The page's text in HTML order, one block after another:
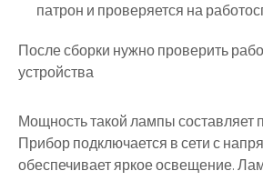
патрон и проверяется на
После сборки нужно проверить
устройства
Мощность такой лампы составляет
Прибор подключается в сети с
обеспечивает яркое освещение.